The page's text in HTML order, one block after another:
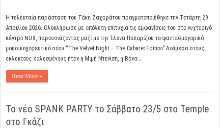
Η τελευταία παράσταση του Τάκη Ζαχαράτου πραγματοποιήθηκε την Τετάρτη 29
Απριλίου 2026. Ολοκλήρωσε με απόλυτη επιτυχία τις εμφανίσεις του στο νυχτερινό
κέντρο NOX, παρουσιάζοντας μαζί με την Έλενα Παπαρίζου το φαντασμαγορικό
μουσικοχορευτικό σόου “The Velvet Night – The Cabaret Edition” Ανάμεσα στους
εκλεκτούς καλεσμένους ήταν η Μιμή Ντενίση, η Βάνα …
Read More »
Το νέο SPANK PARTY το Σάββατο 23/5 στο Temple
στο Γκάζι